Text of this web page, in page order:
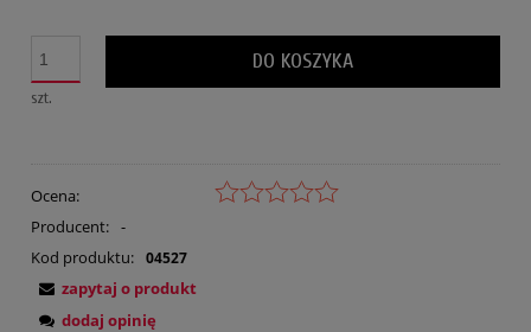
szt.
DO KOSZYKA
Ocena:
Producent: -
Kod produktu:
04527
zapytaj o produkt
dodaj opinię